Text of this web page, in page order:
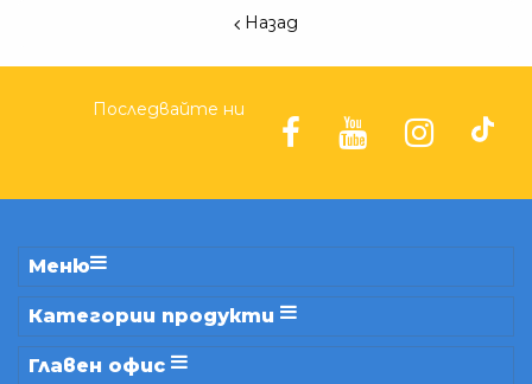
Назад
Последвайте ни
Меню
Категории продукти
Главен офис